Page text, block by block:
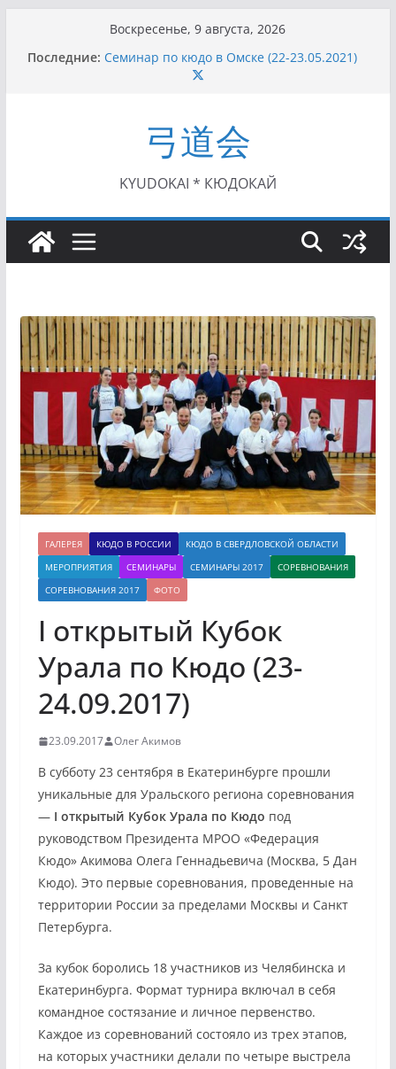
содержимому
Воскресенье, 9 августа, 2026
Последние: Семинар по кюдо в Омске (22-23.05.2021)
Чемпионат Росcии, Дёмино (2-5.09.2021)
II Кубок Посла Японии в России по Кюдо,
Орёл (25.07.2021)
I этап Кубка Московской области по Кюдо /
Сейдокан II (27.06.2021)
弓道会
KYUDOKAI * КЮДОКАЙ
ГАЛЕРЕЯ КЮДО В РОССИИ
КЮДО В СВЕРДЛОВСКОЙ ОБЛАСТИ
МЕРОПРИЯТИЯ
СЕМИНАРЫ СЕМИНАРЫ 2017
СОРЕВНОВАНИЯ
СОРЕВНОВАНИЯ 2017
ФОТО
I открытый Кубок
Урала по Кюдо (23-
24.09.2017)
23.09.2017 Олег Акимов
В субботу 23 сентября в Екатеринбурге прошли
уникальные для Уральского региона соревнования
— I открытый Кубок Урала по Кюдо под
руководством Президента МРОО «Федерация
Кюдо» Акимова Олега Геннадьевича (Москва, 5 Дан
Кюдо). Это первые соревнования, проведенные на
территории России за пределами Москвы и Санкт
Петербурга.
За кубок боролись 18 участников из Челябинска и
Екатеринбурга. Форматтурнира включал в себя
командное состязание и личное первенство.
Каждое из соревнований состояло из трех этапов,
на которых участники делали по четыре выстрела